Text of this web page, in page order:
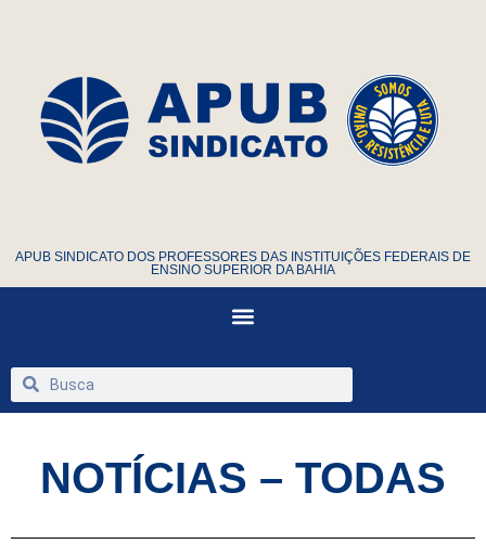
APUB SINDICATO DOS PROFESSORES DAS INSTITUIÇÕES FEDERAIS DE
ENSINO SUPERIOR DA BAHIA
NOTÍCIAS – TODAS